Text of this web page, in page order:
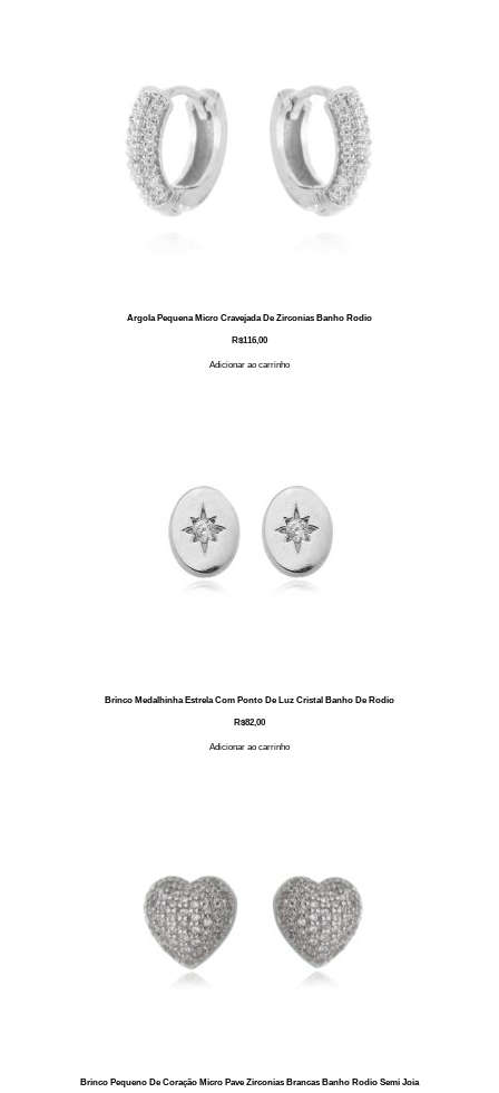
Argola Pequena Micro Cravejada De Zirconias Banho Rodio
R$116,00
Adicionar ao carrinho
Brinco Medalhinha Estrela Com Ponto De Luz Cristal Banho De Rodio
R$82,00
Adicionar ao carrinho
Brinco Pequeno De Coração Micro Pave Zirconias Brancas Banho Rodio Semi Joia